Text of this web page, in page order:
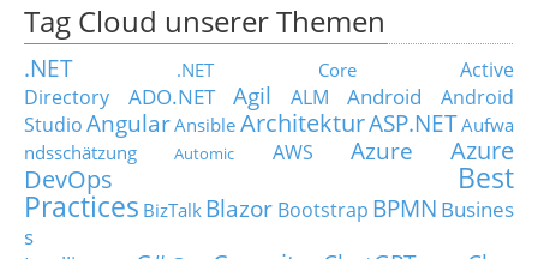
Tag Cloud unserer Themen
.NET .NET Core
Active
Directory
ADO.NET Agil ALM Android
Android
StudioAngularAnsible ArchitekturASP.NETAufwa
ndsschätzung
Automic AWS Azure
Azure
DevOps
Best
Practices BizTalk Blazor Bootstrap BPMN Busines
s